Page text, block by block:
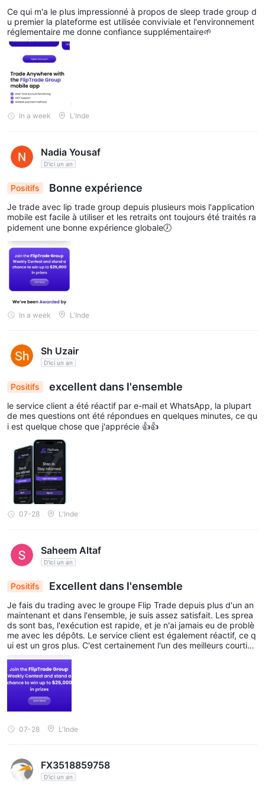
Ce qui m'a le plus impressionné à propos de sleep trade group d
u premier la plateforme est utilisée conviviale et l'environnement
réglementaire me donne confiance supplémentaire🌱
In a week L'Inde
Nadia Yousaf
D'ici un an
Positifs Bonne expérience
Je trade avec lip trade group depuis plusieurs mois l'application
mobile est facile à utiliser et les retraits ont toujours été traités ra
pidement une bonne expérience globale🕖
In a week L'Inde
Sh Uzair
D'ici un an
Positifs excellent dans l'ensemble
le service client a été réactif par e-mail et WhatsApp, la plupart
de mes questions ont été répondues en quelques minutes, ce qu
i est quelque chose que j'apprécie 👍👍
07-28 L'Inde
Saheem Altaf
D'ici un an
Positifs Excellent dans l'ensemble
Je fais du trading avec le groupe Flip Trade depuis plus d'un an
maintenant et dans l'ensemble, je suis assez satisfait. Les sprea
ds sont bas, l'exécution est rapide, et je n'ai jamais eu de problè
me avec les dépôts. Le service client est également réactif, ce q
ui est un gros plus. C'est certainement l'un des meilleurs courtier
07-28 L'Inde
FX3518859758
D'ici un an